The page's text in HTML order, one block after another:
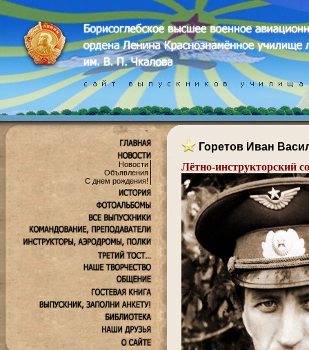
Новости
Объявления
С днем рождения!
Горетов Иван
Лётно-инструкторский